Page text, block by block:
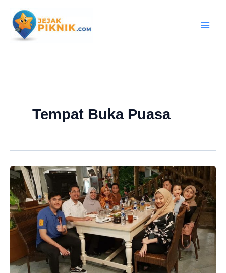
konten
Tempat Buka Puasa